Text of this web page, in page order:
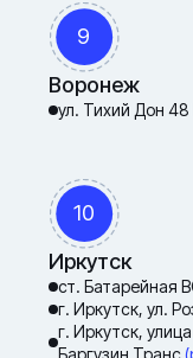
9
Воронеж
ул. Тихий Дон
10
Иркутск
ст. Батарейная
г. Иркутск, ул.
г. Иркутск,
Баргузин Транс